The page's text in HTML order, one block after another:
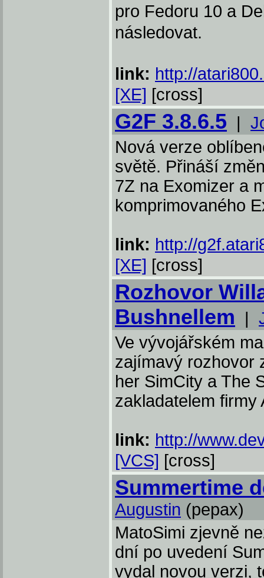
pro Fedoru 10 a
následovat.
link: http://
[XE] [cross]
G2F 3.8.6.5 |
Nová verze
světě. Přináší
7Z na Exomizer a
komprimovaného
link: http://
[XE] [cross]
Rozhovor
Bushnellem |
Ve vývojářském
zajímavý rozhovor
her SimCity a The
zakladatelem firmy
link: http://
[VCS] [cross]
Summertime
Augustin (pepax)
MatoSimi zjevně
dní po uvedení
vydal novou verzi,